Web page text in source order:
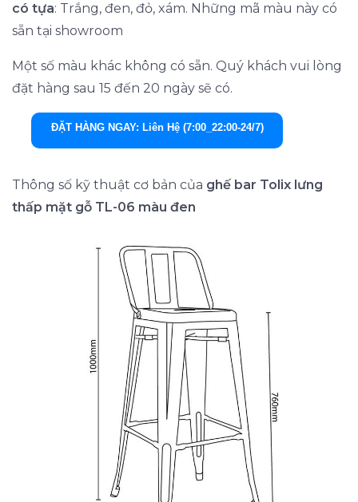
có tựa: Trắng, đen, đỏ, xám. Những mã màu này có
sẵn tại showroom
Một số màu khác không có sẵn. Quý khách vui lòng
đặt hàng sau 15 đến 20 ngày sẽ có.
ĐẶT HÀNG NGAY: Liên Hệ (7:00_22:00-24/7)
Thông số kỹ thuật cơ bản của ghế bar Tolix lưng
thấp mặt gỗ TL-06 màu đen